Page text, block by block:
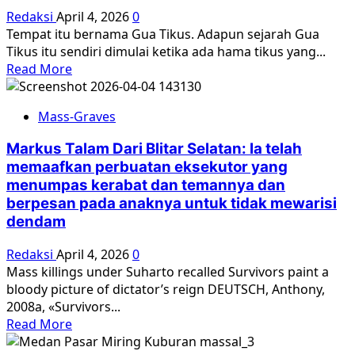
1965-
1966
bersama
Bedjo
Untung
(YPKP
1965)
dan
Aldo
W.
Foe
(CRIM)
Diskusi
New
York
Southeast
Asia
Network.
Redaksi April 4, 20260
Tempat itu bernama Gua Tikus. Adapun sejarah Gua
Tikus itu sendiri dimulai ketika ada hama tikus yang...
Read MoreRead
more
Gua
Tikus:
Tempat
Pembantaian
Massal
Komunis
di
Blitar
Selatan
Mass-Graves
Markus Talam Dari Blitar Selatan: Ia telah
memaafkan perbuatan eksekutor yang
menumpas kerabat dan temannya dan
berpesan pada anaknya untuk tidak mewarisi
dendam
Redaksi April 4, 20260
Mass killings under Suharto recalled Survivors paint a
bloody picture of dictator’s reign DEUTSCH, Anthony,
2008a, «Survivors...
Read MoreRead
more